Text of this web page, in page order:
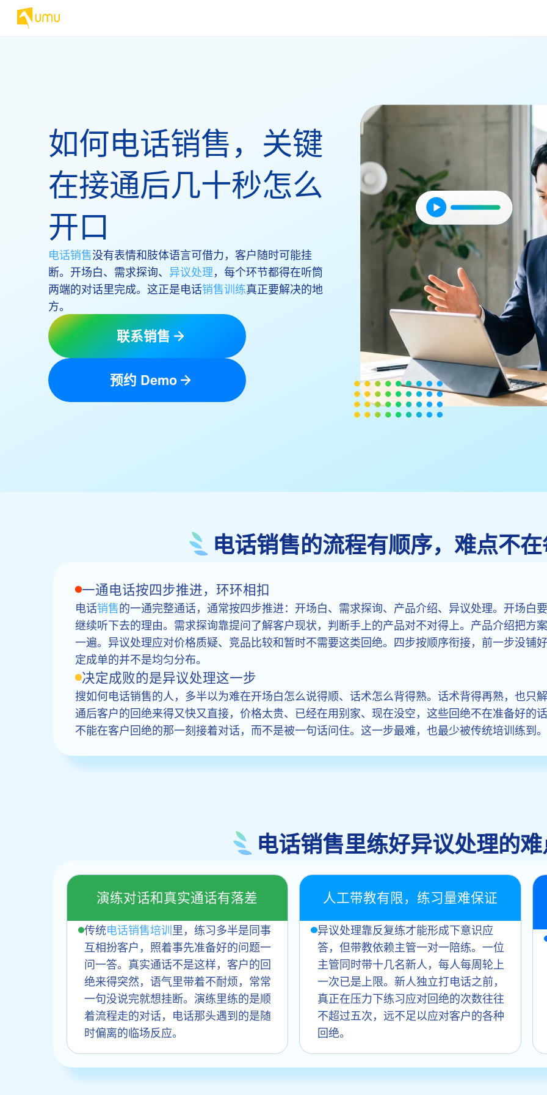
如何电话销售，关键
在接通后几十秒怎么
开口
电话销售没有表情和肢体语言可借力，客户随时可能挂
断。开场白、需求探询、 异议处理，每个环节都得在听筒
两端的对话里完成。这正是电话销售训练真正要解决的地
方。
联系销售
预约 Demo
电话销售的流程有顺序，难点不
一通电话按四步推进，环环相扣
电话销售的一通完整通话，通常按四步推进：开场白、需求探询、产品介绍、异议处理。开场白
继续听下去的理由。需求探询靠提问了解客户现状，判断手上的产品对不对得上。产品介绍把方
一遍。异议处理应对价格质疑、竞品比较和暂时不需要这类回绝。四步按顺序衔接，前一步没铺
定成单的并不是均匀分布。
决定成败的是异议处理这一步
搜如何电话销售的人，多半以为难在开场白怎么说得顺、话术怎么背得熟。话术背得再熟，也只
通后客户的回绝来得又快又直接，价格太贵、已经在用别家、现在没空，这些回绝不在准备好的
不能在客户回绝的那一刻接着对话，而不是被一句话问住。这一步最难，也最少被传统培训练到。
电话销售里练好异议处理的
演练对话和真实通话有落差
传统电话销售培训里，练习多半是同事
互相扮客户，照着事先准备好的问题一
问一答。真实通话不是这样，客户的回
绝来得突然，语气里带着不耐烦，常常
一句没说完就想挂断。演练里练的是顺
着流程走的对话，电话那头遇到的是随
时偏离的临场反应。
人工带教有限，练习量难保证
异议处理靠反复练才能形成下意识应
答，但带教依赖主管一对一陪练。一位
主管同时带十几名新人，每人每周轮上
一次已是上限。新人独立打电话之前，
真正在压力下练习应对回绝的次数往往
不超过五次，远不足以应对客户的各种
回绝。